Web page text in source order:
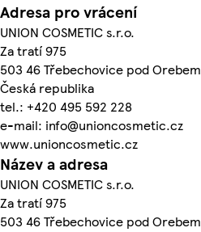
Adresa pro vrácení
UNION COSMETIC s.r.o.
Za tratí 975
503 46 Třebechovice pod Orebem
Česká republika
tel.: +420 495 592 228
e-mail: info@unioncosmetic.cz
www.unioncosmetic.cz
Název a adresa
UNION COSMETIC s.r.o.
Za tratí 975
503 46 Třebechovice pod Orebem